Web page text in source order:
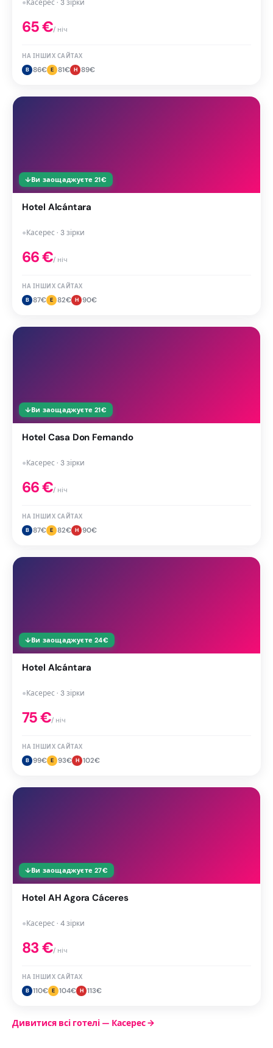
●Касерес · 3 зірки
65€/ ніч
НА ІНШИХ САЙТАХ
B 86€ E 81€ H 89€
↓Ви заощаджуєте 21€
Hotel Alcántara
●Касерес · 3 зірки
66€/ ніч
НА ІНШИХ САЙТАХ
B 87€ E 82€ H 90€
↓Ви заощаджуєте 21€
Hotel Casa Don Fernando
●Касерес · 3 зірки
66€/ ніч
НА ІНШИХ САЙТАХ
B 87€ E 82€ H 90€
↓Ви заощаджуєте 24€
Hotel Alcántara
●Касерес · 3 зірки
75€/ ніч
НА ІНШИХ САЙТАХ
B 99€ E 93€ H 102€
↓Ви заощаджуєте 27€
Hotel AH Agora Cáceres
●Касерес · 4 зірки
83€/ ніч
НА ІНШИХ САЙТАХ
B 110€ E 104€ H 113€
Дивитися всі готелі — Касерес→